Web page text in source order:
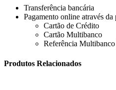
Transferência bancária
Pagamento online através
Cartão de Crédito
Cartão Multibanco
Referência
Produtos Relacionados